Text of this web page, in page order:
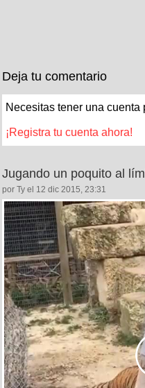
Deja tu comentario
Necesitas tener una
¡Registra tu cuenta ahora!
Jugando un poquito al
por Ty el 12 dic 2015, 23:31